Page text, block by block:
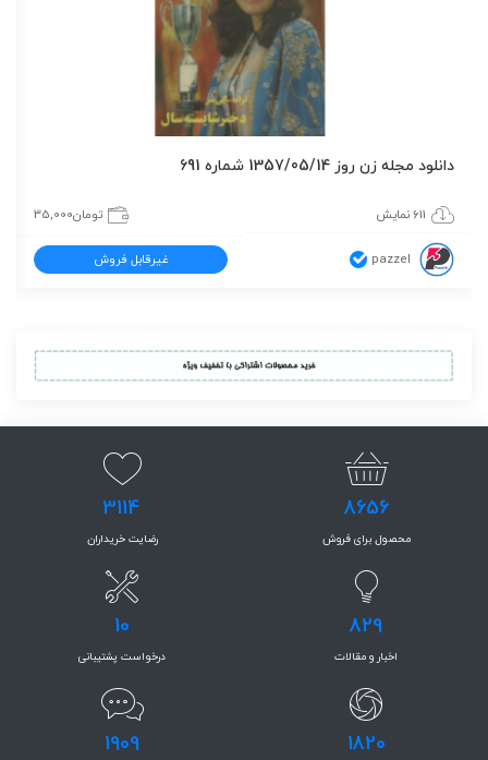
دانلود مجله زن روز 1357/05/14 شماره 691
611 نمایش تومان35,000
pazzel غیرقابل فروش
8656
محصول برای فروش
3114
رضایت خریداران
829
اخبار و مقالات
10
درخواست پشتیبانی
1820
1909